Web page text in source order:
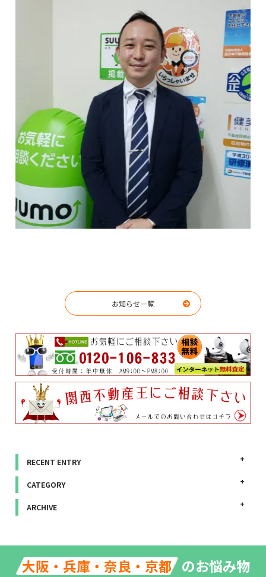
お知らせ一覧
RECENT ENTRY
CATEGORY
ARCHIVE
大阪・兵庫・奈良・京都 のお悩み物